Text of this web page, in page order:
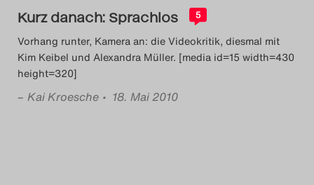
Das Theatertreffen-Blog
2019
Das Theatertreffen-Blog
2020
Kurz danach: Sprachlos 5
Vorhang runter, Kamera an: die Videokritik, diesmal mit
Kim Keibel und Alexandra Müller. [media id=15 width=430
height=320]
– Kai Kroesche • 18. Mai 2010